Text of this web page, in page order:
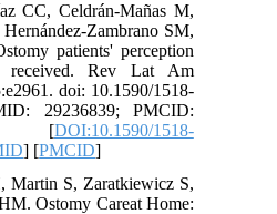
CC, Celdrán-Mañas M,
Hernández-Zambrano SM,
patients' perception
received. Rev Lat Am
doi: 10.1590/1518-
29236839; PMCID:
[DOI:10.1590/1518-
] [PMCID
Martin S, Zaratkiewicz S,
HM. Ostomy Careat Home: